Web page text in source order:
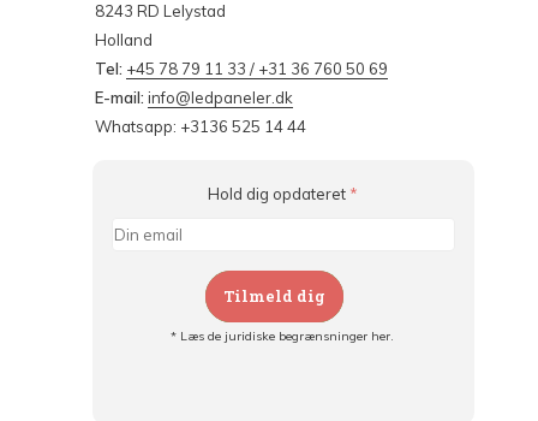
8243 RD Lelystad
Holland
Tel: +45 78 79 11 33 / +31 36 760 50 69
E-mail: info@ledpaneler.dk
Whatsapp: +3136 525 14 44
Hold dig opdateret *
Tilmeld dig
* Læs de juridiske begrænsninger her.